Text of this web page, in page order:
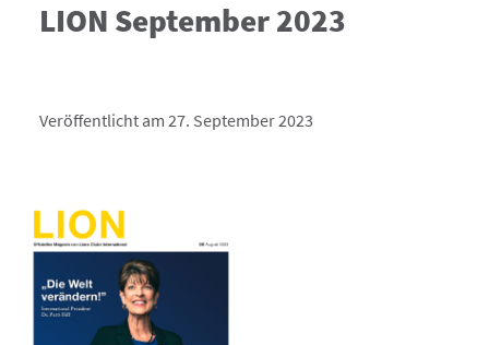
LION September 2023
Veröffentlicht am 27. September 2023